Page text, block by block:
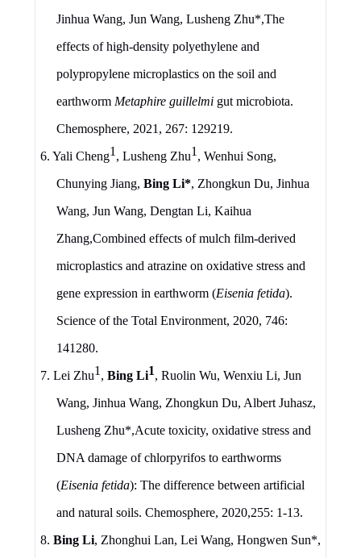
Jinhua Wang, Jun Wang, Lusheng Zhu*,The
effects of high-density polyethylene and
polypropylene microplastics on the soil and
earthwormMetaphire guillelmi gut microbiota.
Chemosphere, 2021, 267: 129219.
6. Yali Cheng1 , Lusheng Zhu1 , Wenhui Song,
Chunying Jiang,Bing Li*, Zhongkun Du, Jinhua
Wang, Jun Wang, Dengtan Li, Kaihua
Zhang,Combined effects of mulch film-derived
microplastics and atrazine on oxidative stress and
gene expression in earthworm (Eisenia fetida).
Science ofthe Total Environment, 2020, 746:
141280.
7. Lei Zhu1 , Bing Li1, Ruolin Wu, Wenxiu Li, Jun
Wang, Jinhua Wang, Zhongkun Du, Albert Juhasz,
Lusheng Zhu*,Acute toxicity, oxidative stress and
DNA damage of chlorpyrifos to earthworms
(Eisenia fetida): The difference between artificial
and natural soils.Chemosphere, 2020,255: 1-13.
8. Bing Li, Zhonghui Lan, Lei Wang, Hongwen Sun*,